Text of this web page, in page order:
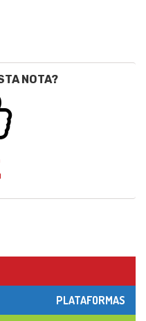
NOTA?
PLATAFORMAS